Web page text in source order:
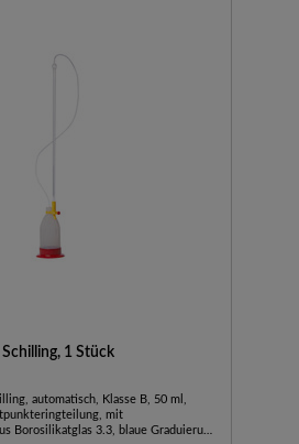
1 Stück
automatisch, Klasse B, 50 ml,
mit
Borosilikatglas 3.3, blaue Graduierung